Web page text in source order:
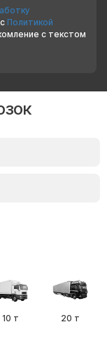
Политикой
с текстом
10 т 20 т